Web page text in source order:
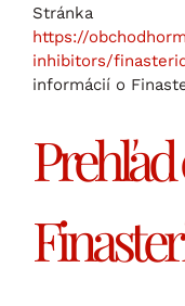
Stránka
https://
inhibitors/
informácií o
Prehľad